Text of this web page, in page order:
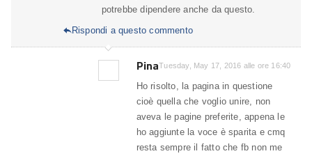
potrebbe dipendere anche da questo.
Rispondi a questo commento
PinaTuesday, May 17, 2016 alle ore 16:40
Ho risolto, la pagina in questione
cioè quella che voglio unire, non
aveva le pagine preferite, appena le
ho aggiunte la voce è sparita e cmq
resta sempre il fatto che fb non me